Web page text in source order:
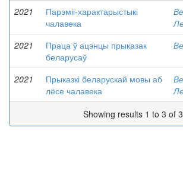
2021
Парэміі-характарыстыкі
чалавека
2021
Праца ў ацэнцы прыказак
беларусаў
2021
Прыказкі беларускай мовы аб
лёсе чалавека
Showing results 1 to 3 of 3